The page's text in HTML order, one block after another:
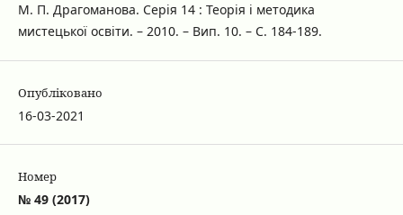
М. П. Драгоманова. Серія 14 : Теорія і методика
мистецької освіти. – 2010. – Вип. 10. – С. 184-189.
Опубліковано
16-03-2021
Номер
№ 49 (2017)